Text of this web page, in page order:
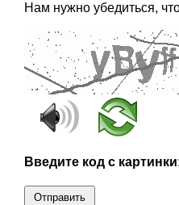
Нам нужно убедиться,
Введите код с
Отправить